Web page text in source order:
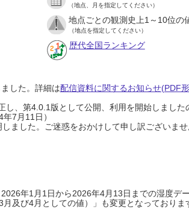
（地点、月を指定してください）
地点ごとの観測史上1～10位の
（地点を指定してください）
歴代全国ランキング
した。詳細は配信資料に関するお知らせ(PDF形
、第4.0.1版として公開、利用を開始しました
7月11日）
ました。ご迷惑をおかけして申し訳ございま
年1月1日から2026年4月13日までの湿度デ
及び4月としての値）」も変更となっておりま